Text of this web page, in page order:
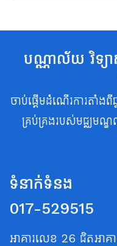
បណ្ណាល័យ វិទ្យា
ចាប់ផ្តើមដំណើរការតាំងពី
គ្រប់គ្រងរបស់មជ្ឈមណ្ឌល
ទំនាក់ទំនង
017-529515
អាគារលេខ 26 ជិតអាគ